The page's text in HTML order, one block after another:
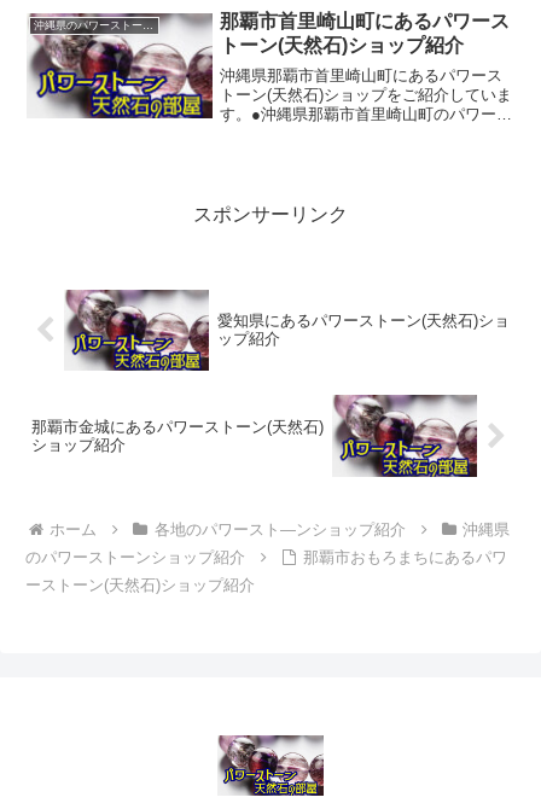
嘉地３３３－１０６【ホームページ】◆
磊磊...
那覇市首里崎山町にあるパワース
トーン(天然石)ショップ紹介
沖縄県那覇市首里崎山町にあるパワース
トーン(天然石)ショップをご紹介していま
す。●沖縄県那覇市首里崎山町のパワース
スポンサーリンク
愛知県にあるパワーストーン(天然石)ショ
ップ紹介
那覇市金城にあるパワーストーン(天然石)
ショップ紹介
ホーム 各地のパワースト―ンショップ紹介
沖縄県
のパワーストーンショップ紹介
那覇市おもろまちにあるパワ
ーストーン(天然石)ショップ紹介